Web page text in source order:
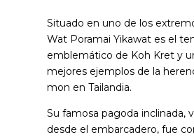
Situado en uno de los
Wat Poramai Yikawat es el
emblemático de Koh Kret y
mejores ejemplos de la
mon en Tailandia.
Su famosa pagoda inclinada,
desde el embarcadero, fue